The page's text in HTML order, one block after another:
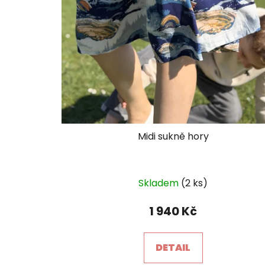
Midi sukně hory
hodnocení
produktu
5,0
z
Skladem (2 ks)
1 940 Kč
DETAIL